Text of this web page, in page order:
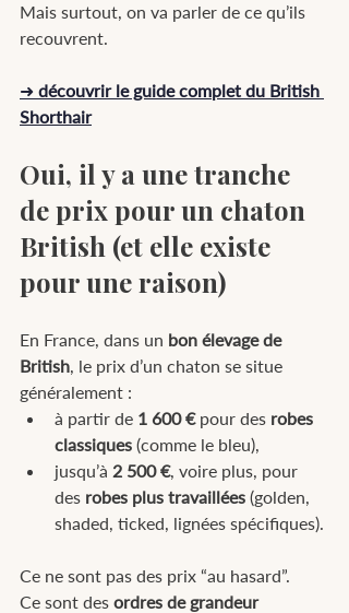
Mais surtout, on va parler de ce qu’ils
recouvrent.
➜ découvrir le guide complet du British
Shorthair
Oui, il y a une tranche
de prix pour un chaton
British (et elle existe
pour une raison)
En France, dans un bon élevage de
British, le prix d’un chaton se situe
généralement :
à partir de 1 600 € pour des robes
classiques (comme le bleu),
jusqu’à 2 500 €, voire plus, pour
des robes plus travaillées (golden,
shaded, ticked, lignées spécifiques).
Ce ne sont pas des prix “au hasard”.
Ce sont des ordres de grandeur